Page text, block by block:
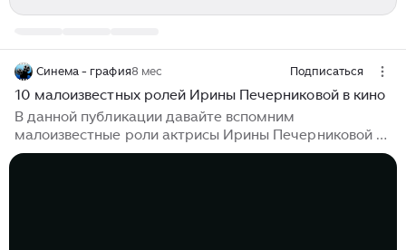
Синема - графия8 мес Подписаться
10 малоизвестных ролей Ирины Печерниковой в кино
В данной публикации давайте вспомним
малоизвестные роли актрисы Ирины Печерниковой в
кино. Я думаю, многие согласятся, если сказать, что